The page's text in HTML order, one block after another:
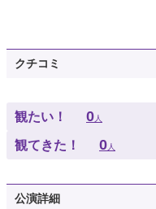
クチコミ
観たい！ 0人
観てきた！ 0人
公演詳細